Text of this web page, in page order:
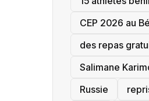
‎CEP 2026 au
des repas
Salimane
Russie